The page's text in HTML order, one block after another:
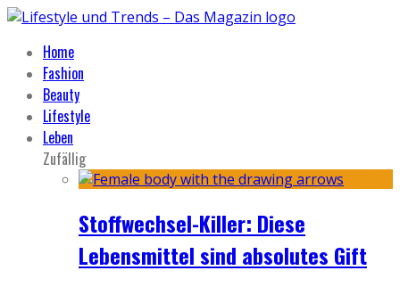
Home
Fashion
Beauty
Lifestyle
Leben
Zufällig
Stoffwechsel-Killer: Diese
Lebensmittel sind absolutes Gift